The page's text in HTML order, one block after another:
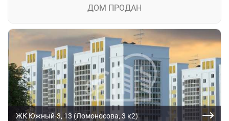
ДОМ ПРОДАН
ЖК Южный-3, 13 (Ломоносова, 3 к2)